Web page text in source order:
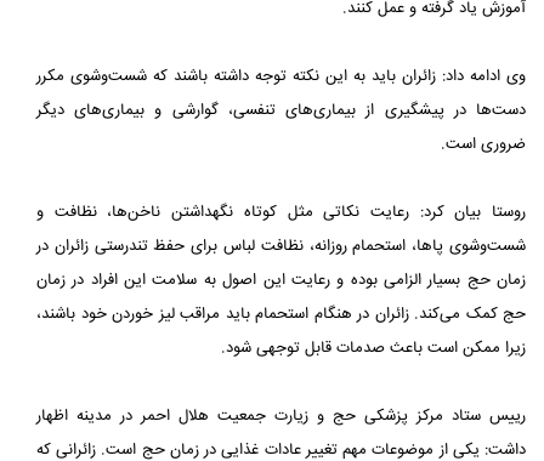
آموزش یاد گرفته و عمل ‌کنند.
وی ادامه داد: زائران باید به این نکته توجه داشته باشند که شست‌‌وشوی مکرر
دست‌ها در پیشگیری از بیماری‌های تنفسی، گوارشی و بیماری‌های دیگر
ضروری است.
روستا بیان کرد: رعایت نکاتی مثل کوتاه نگهداشتن ناخن‌ها، نظافت و
شست‌وشوی پاها، استحمام روزانه، نظافت لباس برای حفظ تندرستی زائران در
زمان حج بسیار الزامی بوده و رعایت این اصول به سلامت این افراد در زمان
حج کمک می‌کند. زائران در هنگام استحمام باید مراقب لیز خوردن خود باشند،
زیرا ممکن است باعث صدمات قابل توجهی‌ شود.
رییس ستاد مرکز پزشکی حج و زیارت جمعیت هلال احمر در مدینه اظهار
داشت: یکی از موضوعات مهم تغییر عادات غذایی در زمان حج است. زائرانی که